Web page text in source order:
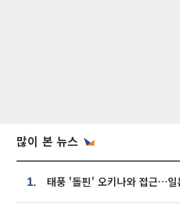
많이 본 뉴스
1.